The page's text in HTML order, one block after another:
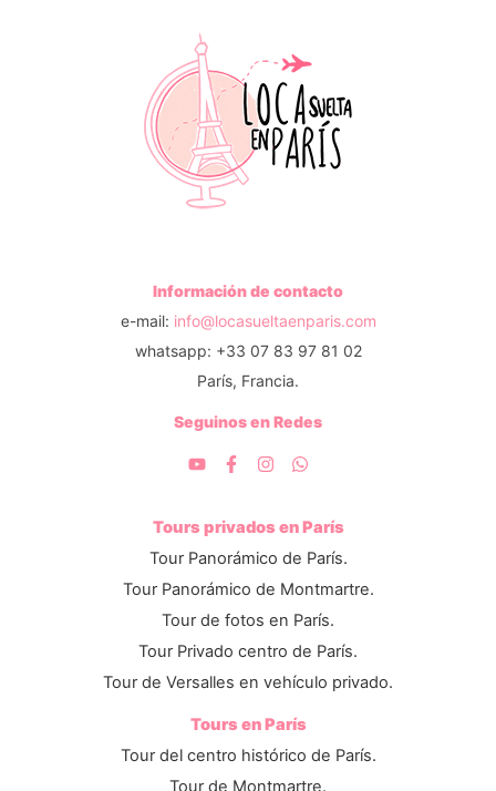
Información de contacto
e-mail: info@locasueltaenparis.com
whatsapp: +33 07 83 97 81 02
París, Francia.
Seguinos en Redes
Tours privados en París
Tour Panorámico de París.
Tour Panorámico de Montmartre.
Tour de fotos en París.
Tour Privado centro de París.
Tour de Versalles en vehículo privado.
Tours en París
Tour del centro histórico de París.
Tour de Montmartre.